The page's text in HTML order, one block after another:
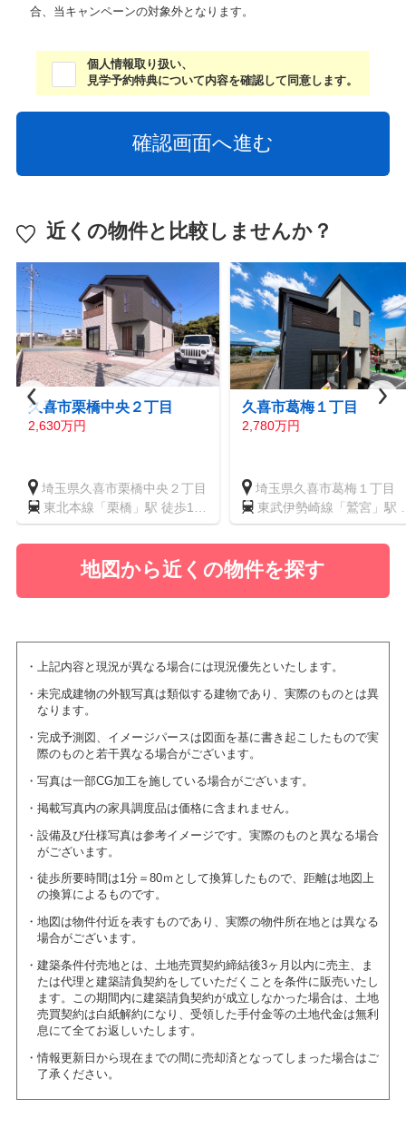
合、当キャンペーンの対象外となります。
個人情報取り扱い、
見学予約特典について内容を確認して同意します。
近くの物件と比較しませんか？
久喜市栗橋中央２丁目
2,630万円
埼玉県久喜市栗橋中央２丁目
東北本線「栗橋」駅 徒歩13
分
久喜市葛梅１丁目
2,780万円
埼玉県久喜市葛梅１丁目
東武伊勢崎線「鷲宮」駅
歩5分
地図から近くの物件を探す
上記内容と現況が異なる場合には現況優先といたします。
未完成建物の外観写真は類似する建物であり、実際のものとは異
なります。
完成予測図、イメージパースは図面を基に書き起こしたもので実
際のものと若干異なる場合がございます。
写真は一部CG加工を施している場合がございます。
掲載写真内の家具調度品は価格に含まれません。
設備及び仕様写真は参考イメージです。実際のものと異なる場合
がございます。
徒歩所要時間は1分＝80ｍとして換算したもので、距離は地図上
の換算によるものです。
地図は物件付近を表すものであり、実際の物件所在地とは異なる
場合がございます。
建築条件付売地とは、土地売買契約締結後3ヶ月以内に売主、ま
たは代理と建築請負契約をしていただくことを条件に販売いたし
ます。この期間内に建築請負契約が成立しなかった場合は、土地
売買契約は白紙解約になり、受領した手付金等の土地代金は無利
息にて全てお返しいたします。
情報更新日から現在までの間に売却済となってしまった場合はご
了承ください。